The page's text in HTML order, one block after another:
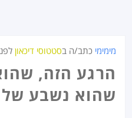
מימימי כתב/ה בסטטוסי דיכאון
הרגע הזה,
שהוא נשבע